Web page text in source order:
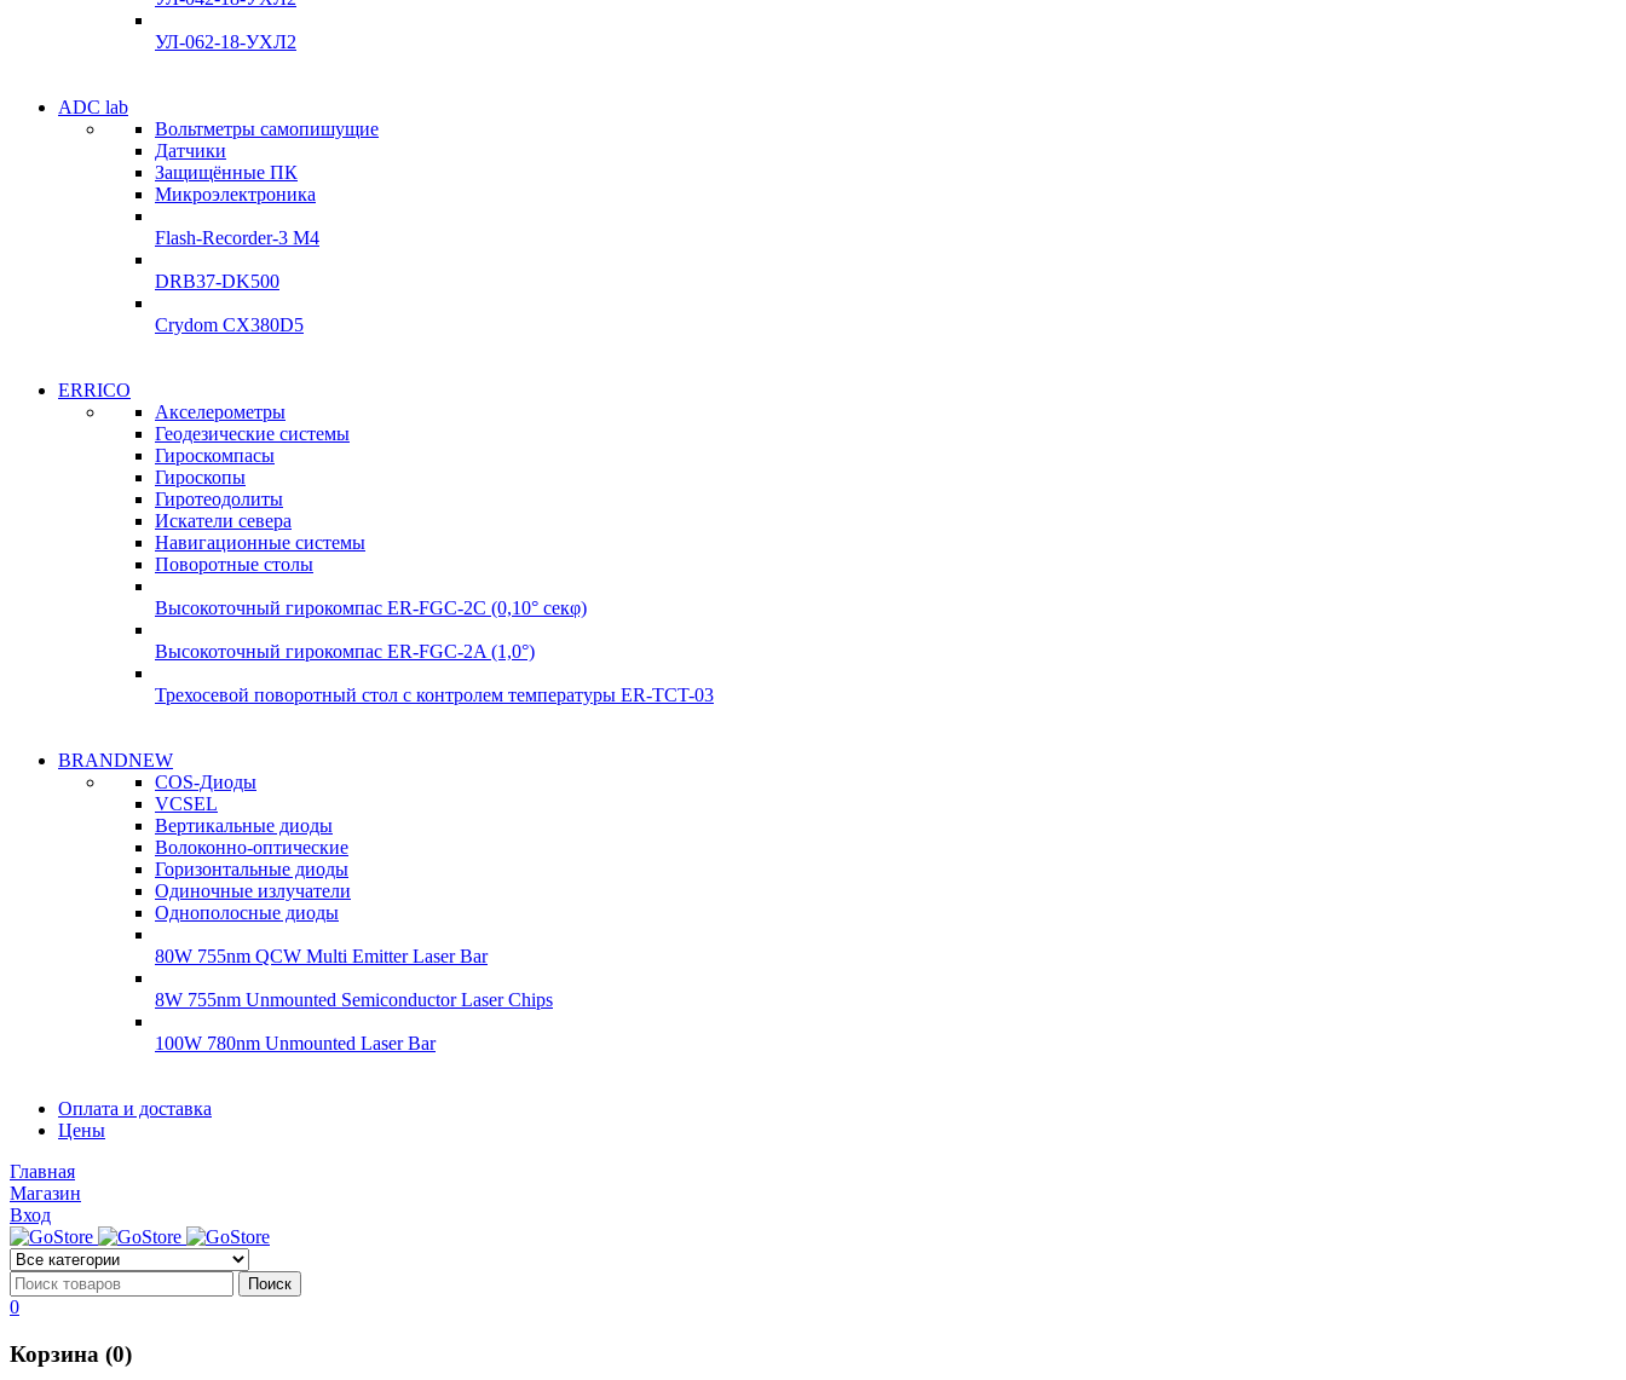
УЛ-062-18-УХЛ2
УЛ-04 УЛ-06
Подробнее
УЛ-04 УЛ-06
Подробнее
ADC lab
Вольтметры самопишущие
Датчики
Защищённые ПК
Микроэлектроника
Flash-Recorder-3 М4
DRB37-DK500
Crydom CX380D5
ADClab
Подробнее
ADClab
Подробнее
ERRICO
Акселерометры
Геодезические системы
Гироскомпасы
Гироскопы
Гиротеодолиты
Искатели севера
Навигационные системы
Поворотные столы
Высокоточный гирокомпас ER-FGC-2C (0,10° секφ)
Высокоточный гирокомпас ER-FGC-2A (1,0°)
Трехосевой поворотный стол с контролем температуры ER-TCT-03
Гироскопы
Подробнее
Гироскопы
Подробнее
BRANDNEW
COS-Диоды
VCSEL
Вертикальные диоды
Волоконно-оптические
Горизонтальные диоды
Одиночные излучатели
Однополосные диоды
80W 755nm QCW Multi Emitter Laser Bar
8W 755nm Unmounted Semiconductor Laser Chips
100W 780nm Unmounted Laser Bar
Диоды
Оплата и доставка
Цены
Главная
Магазин
Вход
0
Корзина (0)